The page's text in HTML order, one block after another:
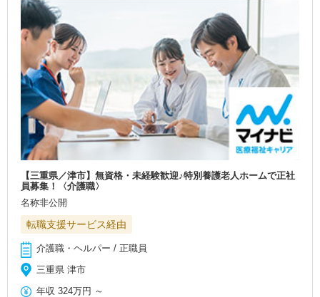
【三重県／津市】無資格・未経験歓迎♪特別養護老人ホームで正社
員募集！〈介護職〉
名称非公開
転職支援サービス経由
介護職・ヘルパー / 正職員
三重県 津市
年収 324万円 ～